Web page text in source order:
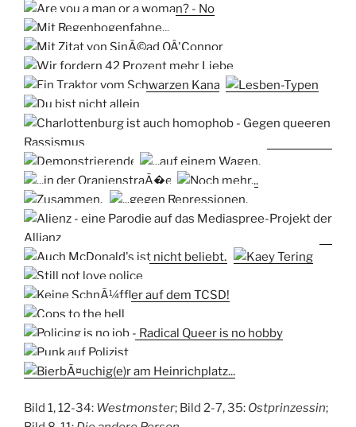
Bild 1, 12-34: Westmonster; Bild 2-7, 35: Ostprinzessin;